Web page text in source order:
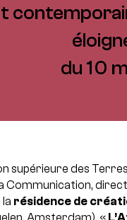
du 10
supérieure des
Communication,
résidence de
Amsterdam), «